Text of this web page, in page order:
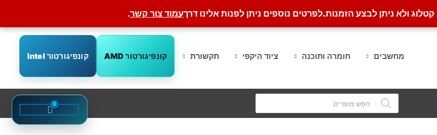
ולא ניתן לבצע הזמנות.לפרטים נוספים ניתן לפנות אלינו דרךעמוד צור קשר.
מחשבים
חומרה ותוכנה ציוד היקפי תקשורת קונפיגורטור AMD קונפיגורטור Intel
Products
search